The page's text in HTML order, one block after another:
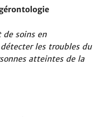
de soins en
les troubles du
atteintes de la